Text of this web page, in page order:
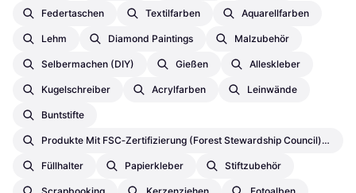
Federtaschen Textilfarben Aquarellfarben
Lehm Diamond Paintings Malzubehör
Selbermachen (DIY) Gießen Alleskleber
Kugelschreiber Acrylfarben Leinwände
Buntstifte
Produkte Mit FSC‑Zertifizierung (Forest Stewardship Council) – Zertifizierung Durch Dritte - Buntstifte
Füllhalter Papierkleber Stiftzubehör